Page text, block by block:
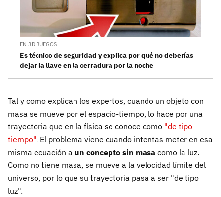
EN 3D JUEGOS
Es técnico de seguridad y explica por qué no deberías
dejar la llave en la cerradura por la noche
Tal y como explican los expertos, cuando un objeto con
masa se mueve por el espacio-tiempo, lo hace por una
trayectoria que en la física se conoce como "de tipo
tiempo". El problema viene cuando intentas meter en esa
misma ecuación a un concepto sin masa como la luz.
Como no tiene masa, se mueve a la velocidad límite del
universo, por lo que su trayectoria pasa a ser "de tipo
luz".